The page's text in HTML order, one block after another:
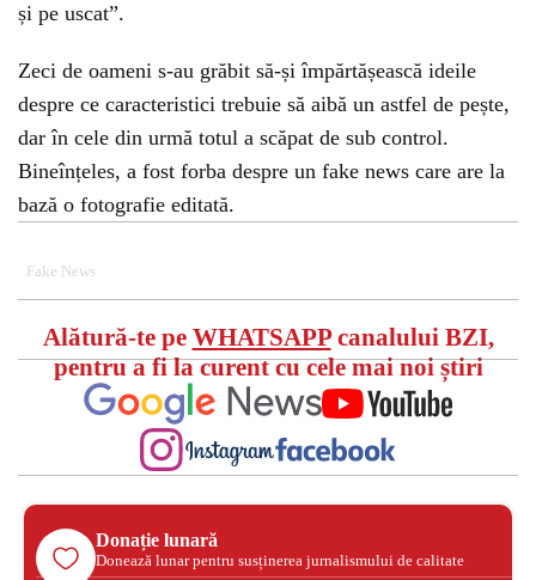
și pe uscat”.
Zeci de oameni s-au grăbit să-și împărtășească ideile
despre ce caracteristici trebuie să aibă un astfel de pește,
dar în cele din urmă totul a scăpat de sub control.
Bineînțeles, a fost forba despre un fake news care are la
bază o fotografie editată.
Fake News
Alătură-te pe WHATSAPPcanalului BZI,
pentru a fi la curent cu cele mai noi știri
Donație lunară
Donează lunar pentru susținerea jurnalismului de calitate